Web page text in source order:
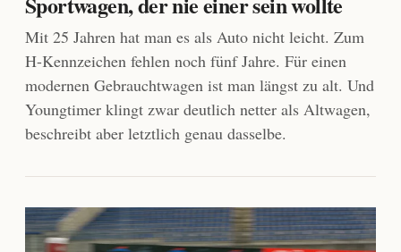
Mit 25 Jahren hat man es als Auto nicht leicht. Zum
H-Kennzeichen fehlen noch fünf Jahre. Für einen
modernen Gebrauchtwagen ist man längst zu alt. Und
Youngtimer klingt zwar deutlich netter als Altwagen,
beschreibt aber letztlich genau dasselbe.